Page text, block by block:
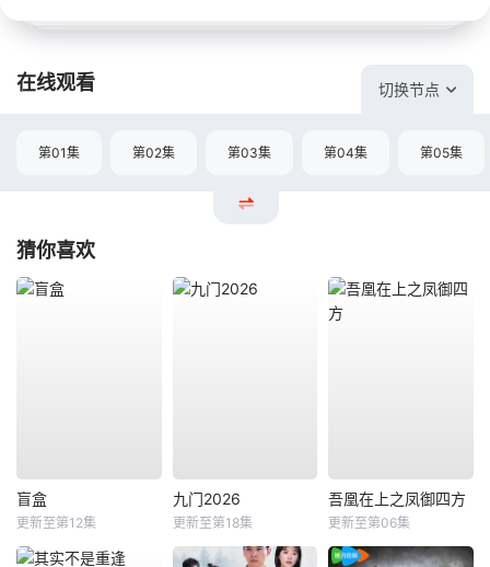
在线观看 切换节点
第01集 第02集 第03集 第04集 第05集
猜你喜欢
盲盒
更新至第12集
九门2026
更新至第18集
吾凰在上之凤御四方
更新至第06集